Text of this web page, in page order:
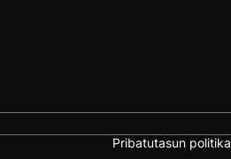
Pribatutasun politika